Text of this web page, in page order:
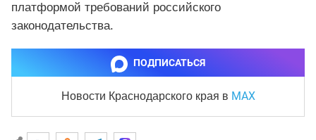
платформой требований российского
законодательства.
ПОДПИСАТЬСЯ
Новости Краснодарского края в MAX